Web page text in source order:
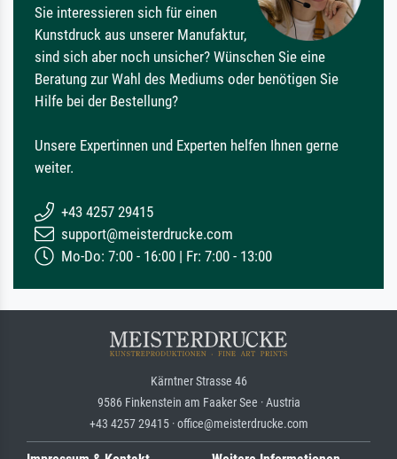
Sie interessieren sich für einen
Kunstdruck aus unserer Manufaktur,
sind sich aber noch unsicher? Wünschen Sie eine
Beratung zur Wahl des Mediums oder benötigen Sie
Hilfe bei der Bestellung?
Unsere Expertinnen und Experten helfen Ihnen gerne
weiter.
+43 4257 29415
support@meisterdrucke.com
Mo-Do: 7:00 - 16:00 | Fr: 7:00 - 13:00
Kärntner Strasse 46
9586 Finkenstein am Faaker See · Austria
+43 4257 29415 · office@meisterdrucke.com